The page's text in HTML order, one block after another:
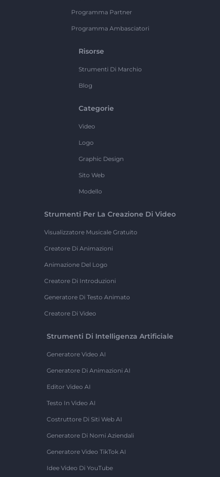
Programma Partner
Programma Ambasciatori
Risorse
Strumenti Di Marchio
Blog
Categorie
Video
Logo
Graphic Design
Sito Web
Modello
Strumenti Per La Creazione Di Video
Visualizzatore Musicale Gratuito
Creatore Di Animazioni
Animazione Del Logo
Creatore Di Introduzioni
Generatore Di Testo Animato
Creatore Di Video
Strumenti Di Intelligenza Artificiale
Generatore Video AI
Generatore Di Animazioni AI
Editor Video AI
Testo In Video AI
Costruttore Di Siti Web AI
Generatore Di Nomi Aziendali
Generatore Video TikTok AI
Idee Video Di YouTube